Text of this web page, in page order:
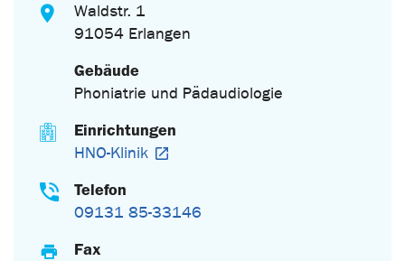
Waldstr. 1
91054 Erlangen
Gebäude
Phoniatrie und Pädaudiologie
Einrichtungen
HNO-Klinik
Telefon
09131 85-33146
Fax